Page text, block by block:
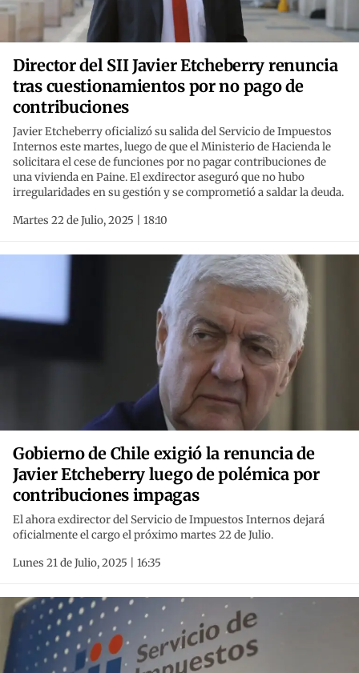
Director del SII Javier Etcheberry renuncia
tras cuestionamientos por no pago de
contribuciones
Javier Etcheberry oficializó su salida del Servicio de Impuestos
Internos este martes, luego de que el Ministerio de Hacienda le
solicitara el cese de funciones por no pagar contribuciones de
una vivienda en Paine. El exdirector aseguró que no hubo
irregularidades en su gestión y se comprometió a saldar la deuda.
Martes 22 de Julio, 2025 | 18:10
Gobierno de Chile exigió la renuncia de
Javier Etcheberry luego de polémica por
contribuciones impagas
El ahora exdirector del Servicio de Impuestos Internos dejará
oficialmente el cargo el próximo martes 22 de Julio.
Lunes 21 de Julio, 2025 | 16:35